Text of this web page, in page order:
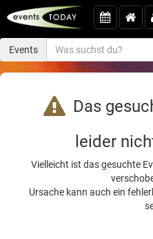
Events
Das
leider
Vielleicht ist das gesuchte
Ursache kann auch ein